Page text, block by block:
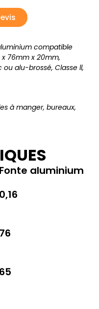
compatible
x 76mm x 20mm,
alu-brossé, Classe ll,
à manger, bureaux,
Fonte aluminium
0,16
76
65